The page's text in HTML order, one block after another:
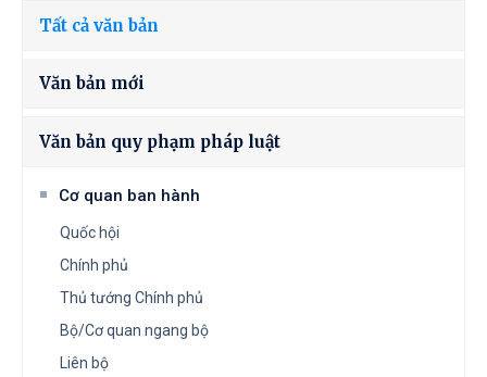
Tất cả văn bản
Văn bản mới
Văn bản quy phạm pháp luật
Cơ quan ban hành
Quốc hội
Chính phủ
Thủ tướng Chính phủ
Bộ/Cơ quan ngang bộ
Liên bộ